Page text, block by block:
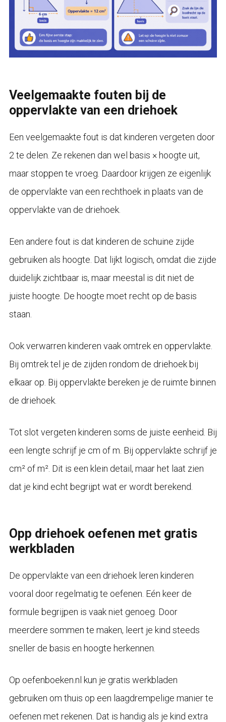
Veelgemaakte fouten bij de
oppervlakte van een driehoek
Een veelgemaakte fout is dat kinderen vergeten door
2 te delen. Ze rekenen dan wel basis × hoogte uit,
maar stoppen te vroeg. Daardoor krijgen ze eigenlijk
de oppervlakte van een rechthoek in plaats van de
oppervlakte van de driehoek.
Een andere fout is dat kinderen de schuine zijde
gebruiken als hoogte. Dat lijkt logisch, omdat die zijde
duidelijk zichtbaar is, maar meestal is dit niet de
juiste hoogte. De hoogte moet recht op de basis
staan.
Ook verwarren kinderen vaak omtrek en oppervlakte.
Bij omtrek tel je de zijden rondom de driehoek bij
elkaar op. Bij oppervlakte bereken je de ruimte binnen
de driehoek.
Tot slot vergeten kinderen soms de juiste eenheid. Bij
een lengte schrijf je cm of m. Bij oppervlakte schrijf je
cm² of m². Dit is een klein detail, maar het laat zien
dat je kind echt begrijpt wat er wordt berekend.
Opp driehoek oefenen met gratis
werkbladen
De oppervlakte van een driehoek leren kinderen
vooral door regelmatig te oefenen. Eén keer de
formule begrijpen is vaak niet genoeg. Door
meerdere sommen te maken, leert je kind steeds
sneller de basis en hoogte herkennen.
Op oefenboeken.nl kun je gratis werkbladen
gebruiken om thuis op een laagdrempelige manier te
oefenen met rekenen. Dat is handig als je kind extra